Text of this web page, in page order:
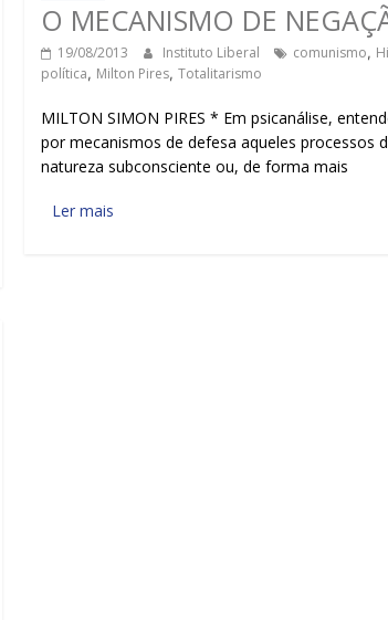
O MECANISMO DE
19/08/2013 Instituto Liberal comunismo,
política, Milton Pires,Totalitarismo
MILTON SIMON PIRES * Em psicanálise,
por mecanismos de defesa aqueles processos
natureza subconsciente ou, de forma mais
Ler mais